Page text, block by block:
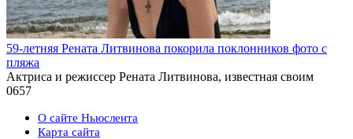
59-летняя Рената Литвинова покорила поклонников фото с
пляжа
Актриса и режиссер Рената Литвинова, известная своим
0657
О сайте Ньюслента
Карта сайта